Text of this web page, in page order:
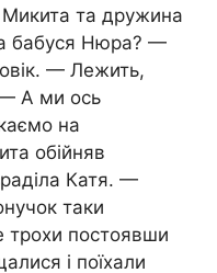
та дружина
бабуся Нюра? —
— Лежить,
А ми ось
на
обійняв
Катя. —
таки
трохи постоявши
і поїхали